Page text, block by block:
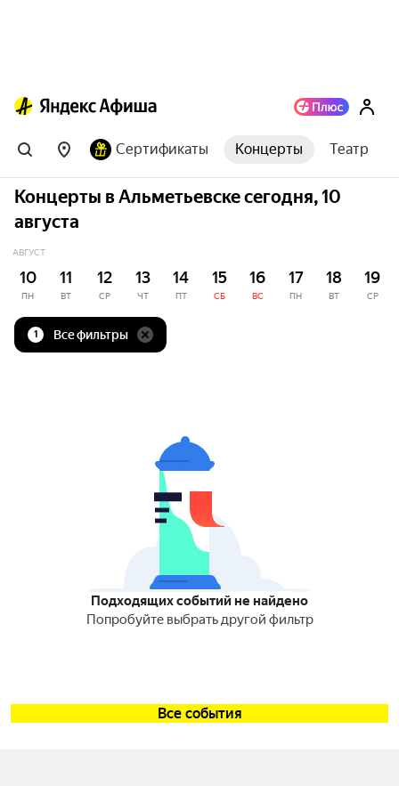
Сертификаты Концерты Театр
Концерты в Альметьевске сегодня, 10
августа
АВГУСТ
10
ПН
11
ВТ
12
СР
13
ЧТ
14
ПТ
15
СБ
16
ВС
17
ПН
18
ВТ
19
СР
1 Все фильтры
Подходящих событий не найдено
Попробуйте выбрать другой фильтр
Все события